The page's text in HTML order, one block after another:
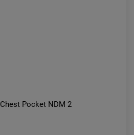
Chest Pocket NDM 2